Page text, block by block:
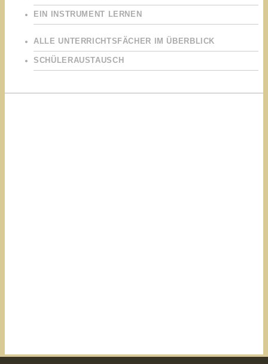
EIN INSTRUMENT LERNEN
ALLE UNTERRICHTSFÄCHER IM ÜBERBLICK
SCHÜLERAUSTAUSCH